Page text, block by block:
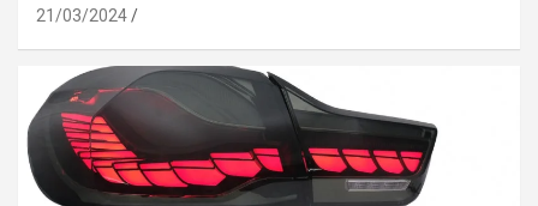
21/03/2024